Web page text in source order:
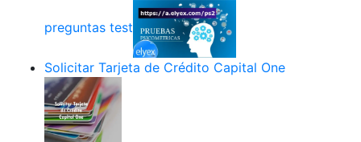
preguntas test
Solicitar Tarjeta de Crédito Capital One